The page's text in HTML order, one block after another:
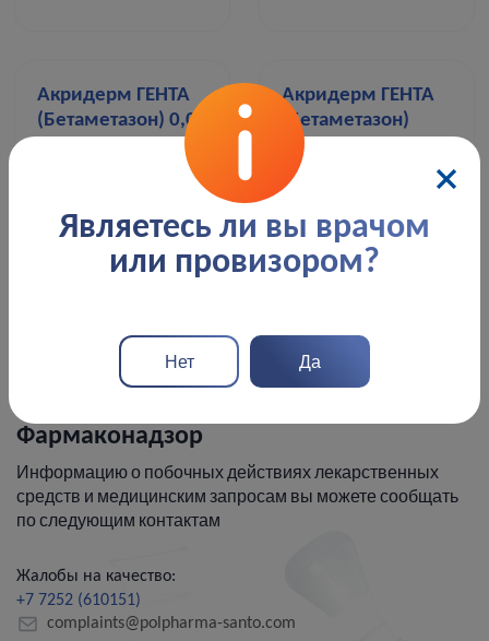
Акридерм ГЕНТА
(Бетаметазон) 0,05%
Акридерм ГЕНТА
(Бетаметазон)
0,05% + 0,1% 30 г
мазь
Фармаконадзор
Информацию о побочных действиях лекарственных
средств и медицинским запросам вы можете сообщать
по следующим контактам
Жалобы на качество:
+7 7252 (610151)
complaints@polpharma-santo.com
Являетесь ли вы врачом
или провизором?
Нет Да